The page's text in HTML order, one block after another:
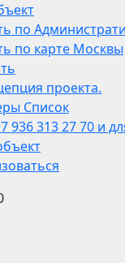
по
по карте Москвы
проекта.
Список
936 313 27 70 и